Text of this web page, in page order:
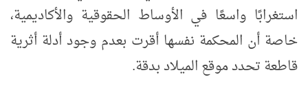
استغرابًا واسعًا في الأوساط الحقوقية والأكاديمية،
خاصة أن المحكمة نفسها أقرت بعدم وجود أدلة أثرية
قاطعة تحدد موقع الميلاد بدقة.